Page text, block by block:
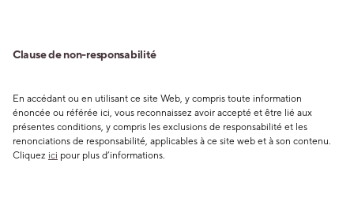
Clause de non-responsabilité
En accédant ou en utilisant ce site Web, y compris toute information
énoncée ou référée ici, vous reconnaissez avoir accepté et être lié aux
présentes conditions, y compris les exclusions de responsabilité et les
renonciations de responsabilité, applicables à ce site web et à son contenu.
Cliquez ici pour plus d’informations.